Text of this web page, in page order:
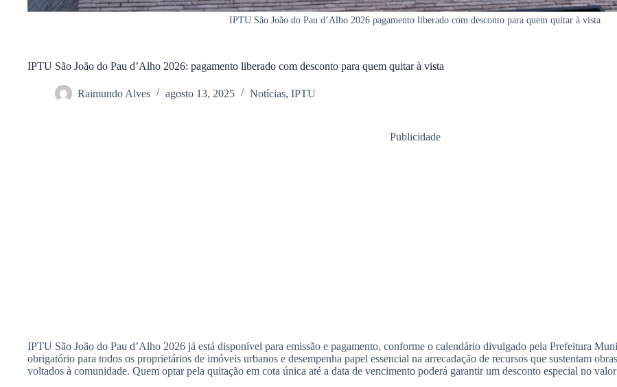
IPTU São João do Pau d’Alho 2026 pagamento liberado com desconto para quem quitar à vista
IPTU São João do Pau d’Alho 2026: pagamento liberado com desconto para quem quitar à vista
Raimundo Alves agosto 13, 2025 Notícias, IPTU
Publicidade
IPTU São João do Pau d’Alho 2026 já está disponível para emissão e pagamento, conforme o calendário divulgado pela Prefeitura
obrigatório para todos os proprietários de imóveis urbanos e desempenha papel essencial na arrecadação de recursos que sustentam
voltados à comunidade. Quem optar pela quitação em cota única até a data de vencimento poderá garantir um desconto especial no